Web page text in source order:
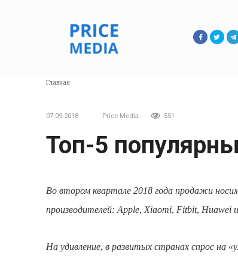
Главная
07.09.2018 Price Media 551
Топ-5
Во втором квартале 2018 года продажи
производителей: Apple, Xiaomi, Fitbit, Huawei
На удивление, в развитых странах спрос на